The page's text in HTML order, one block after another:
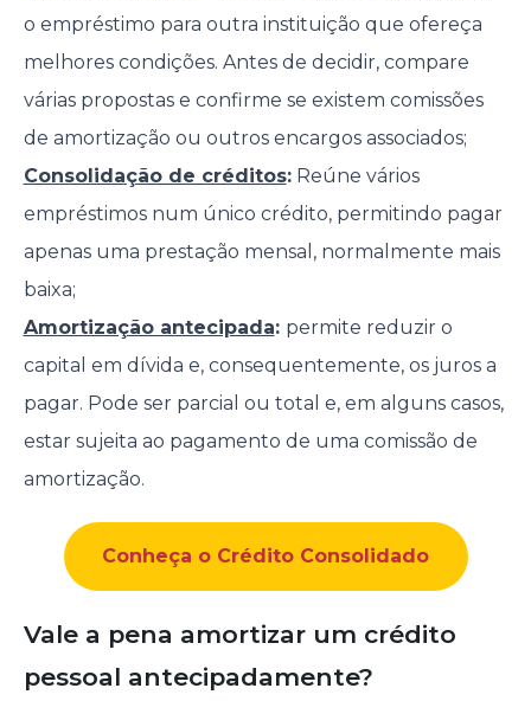
o empréstimo para outra instituição que ofereça
melhores condições. Antes de decidir, compare
várias propostas e confirme se existem comissões
de amortização ou outros encargos associados;
Consolidação de créditos:Reúne vários
empréstimos num único crédito, permitindo pagar
apenas uma prestação mensal, normalmente mais
baixa;
Amortização antecipada: permite reduzir o
capital em dívida e, consequentemente, os juros a
pagar. Pode ser parcial ou total e, em alguns casos,
estar sujeita ao pagamento de uma comissão de
amortização.
Conheça o Crédito Consolidado
Vale a pena amortizar um crédito
pessoal antecipadamente?